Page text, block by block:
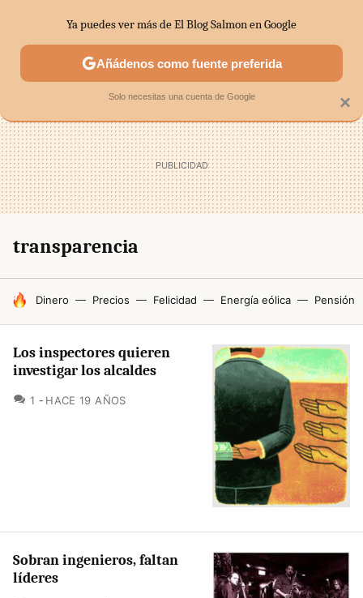
SECTORES ECONOMÍA DOMÉSTICA MERCADOS
transparencia
HOY SE HABLA DE
Dinero Precios Felicidad Energía eólica Pensión
Los inspectores quieren
investigar los alcaldes
1 COMENTARIOS
HACE 19 AÑOS
Sobran ingenieros, faltan
líderes
×
Ya puedes ver más de El Blog Salmon en Google
Añádenos como fuente preferida
Solo necesitas una cuenta de Google